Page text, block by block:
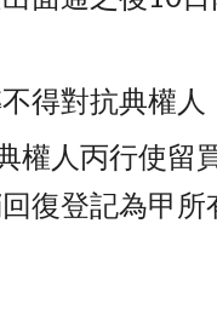
得對抗典權人
權人丙行使留
復登記為甲